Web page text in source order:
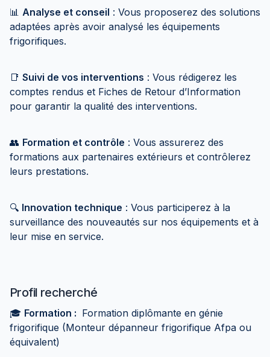
📊 Analyse et conseil : Vous proposerez des solutions
adaptées après avoir analysé les équipements
frigorifiques.
📑 Suivi de vos interventions : Vous rédigerez les
comptes rendus et Fiches de Retour d’Information
pour garantir la qualité des interventions.
👥 Formation et contrôle : Vous assurerez des
formations aux partenaires extérieurs et contrôlerez
leurs prestations.
🔍 Innovation technique : Vous participerez à la
surveillance des nouveautés sur nos équipements et à
leur mise en service.
Profil recherché
🎓 Formation : Formation diplômante en génie
frigorifique (Monteur dépanneur frigorifique Afpa ou
équivalent)